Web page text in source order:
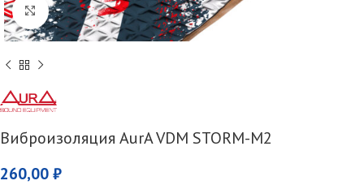
Увеличить
Виброизоляция AurA VDM STORM-M2
260,00 ₽